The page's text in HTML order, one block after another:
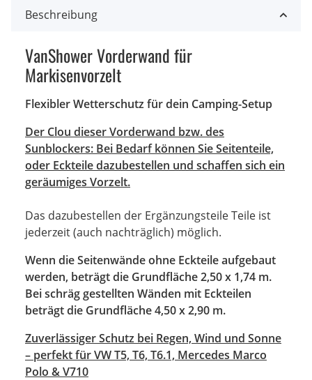
Beschreibung
VanShower Vorderwand für
Markisenvorzelt
Flexibler Wetterschutz für dein Camping-Setup
Der Clou dieser Vorderwand bzw. des
Sunblockers: Bei Bedarf können Sie Seitenteile,
oder Eckteile dazubestellen und schaffen sich ein
geräumiges Vorzelt.
Das dazubestellen der Ergänzungsteile Teile ist
jederzeit (auch nachträglich) möglich.
Wenn die Seitenwände ohne Eckteile aufgebaut
werden, beträgt die Grundfläche 2,50 x 1,74 m.
Bei schräg gestellten Wänden mit Eckteilen
beträgt die Grundfläche 4,50 x 2,90 m.
Zuverlässiger Schutz bei Regen, Wind und Sonne
– perfekt für VW T5, T6, T6.1, Mercedes Marco
Polo & V710